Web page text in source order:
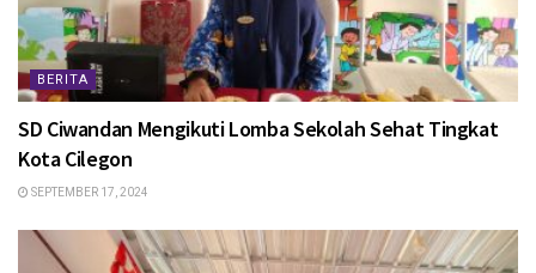
BERITA
SD Ciwandan Mengikuti Lomba Sekolah Sehat Tingkat
Kota Cilegon
SEPTEMBER 17, 2024